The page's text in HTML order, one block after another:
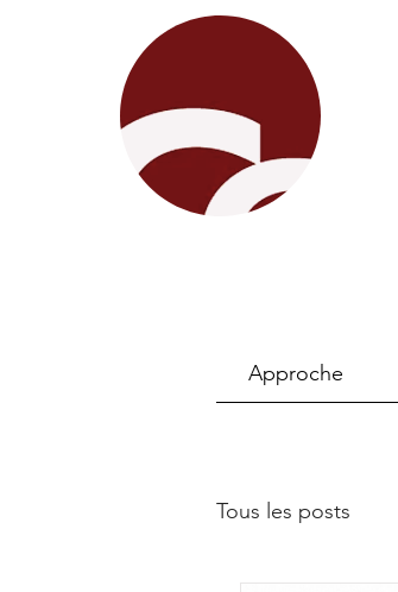
Approche
Tous les posts